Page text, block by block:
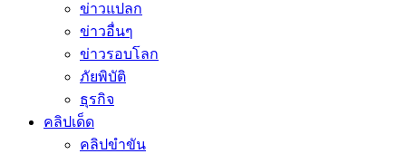
ข่าวแปลก
ข่าวอื่นๆ
ข่าวรอบโลก
ภัยพิบัติ
ธุรกิจ
คลิปเด็ด
คลิปขำขัน